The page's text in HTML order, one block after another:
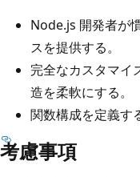
Node.js 開発者が
スを提供する。
完全なカスタマイ
造を柔軟にする。
関数構成を定義す
考慮事項